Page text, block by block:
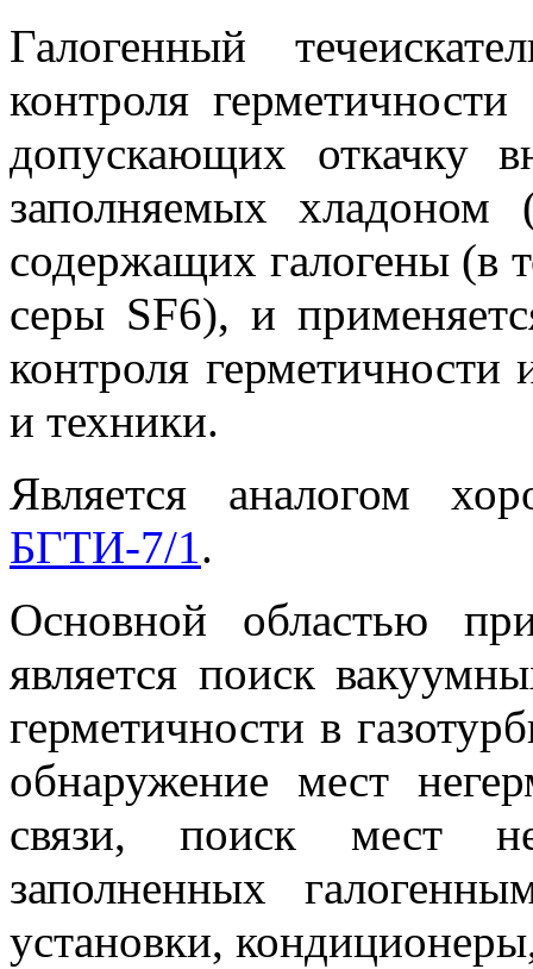
Галогенный
контроля
допускающих откачку
заполняемых
содержащих галогены (в
серы SF6), и
контроля герметичности
и техники.
Является аналогом
БГТИ-7/1.
Основной областью
является поиск
герметичности в
обнаружение мест
связи, поиск мест
заполненных
установки,